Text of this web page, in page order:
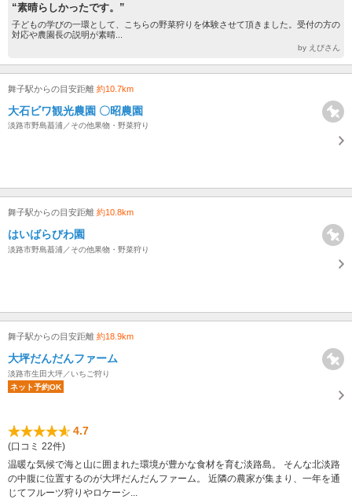
“素晴らしかったです。”
子どもの学びの一環として、こちらの野菜狩りを体験させて頂きました。受付の方の
対応や農園長の説明が素晴...
by えびさん
舞子駅からの目安距離 約10.7km
大石ビワ観光農園 〇昭農園
淡路市野島蟇浦／その他果物・野菜狩り
舞子駅からの目安距離 約10.8km
はいばらびわ園
淡路市野島蟇浦／その他果物・野菜狩り
舞子駅からの目安距離 約18.9km
大坪だんだんファーム
淡路市生田大坪／いちご狩り
ネット予約OK
4.7
(口コミ 22件)
温暖な気候で海と山に囲まれた環境が豊かな食材を育む淡路島。 そんな北淡路
の中腹に位置するのが大坪だんだんファーム。 近隣の農家が集まり、一年を通
じてフルーツ狩りやロケーシ...